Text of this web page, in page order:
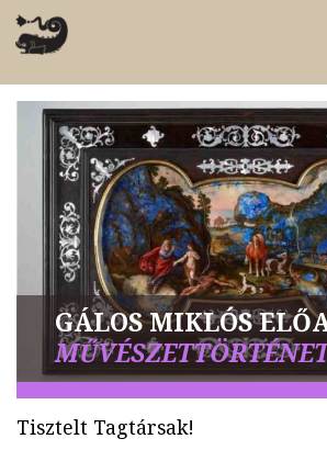
GÁLOS MIKLÓS
Tisztelt Tagtársak!